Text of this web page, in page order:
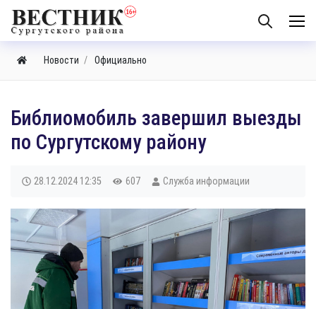
Новости Официально
​Библиомобиль завершил выезды
по Сургутскому району
28.12.2024 12:35 607 Служба информации